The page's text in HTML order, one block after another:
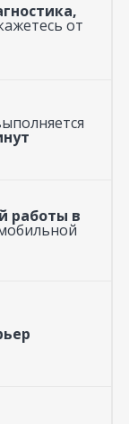
от
работы в